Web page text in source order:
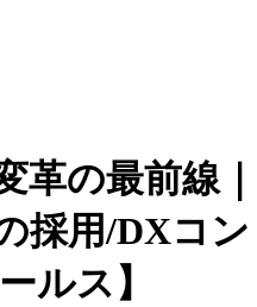
革の最前線｜
採用/DXコン
ルス】